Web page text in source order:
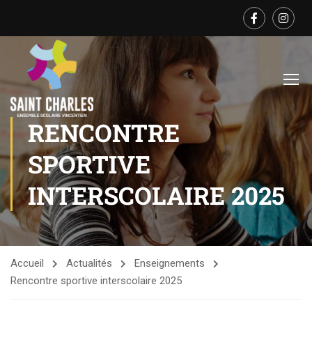
RENCONTRE
SPORTIVE
INTERSCOLAIRE 2025
Accueil Actualités
Enseignements
Rencontre sportive interscolaire 2025